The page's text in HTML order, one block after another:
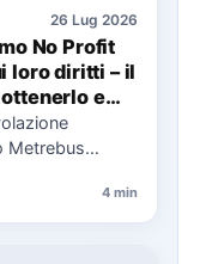
26 Lug 2026
No Profit
loro diritti – il
e
Metrebus
4 min